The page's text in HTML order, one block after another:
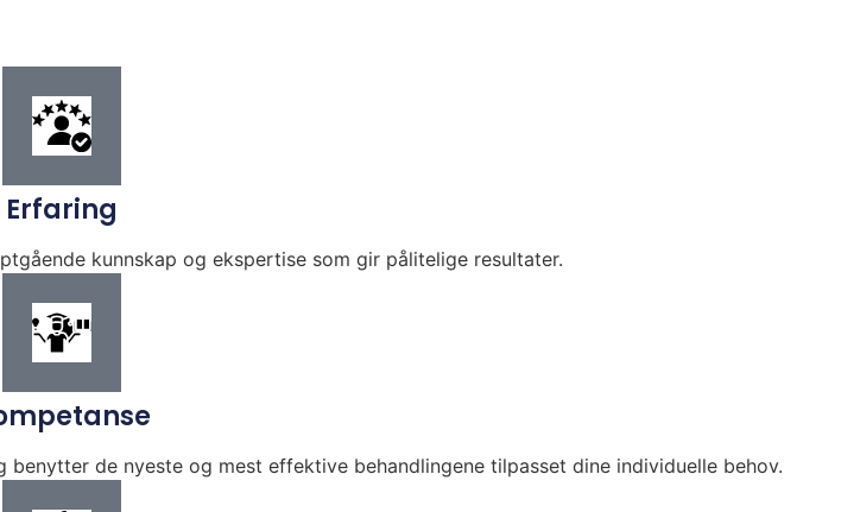
Erfaring
kunnskap og ekspertise som gir pålitelige resultater.
de nyeste og mest effektive behandlingene tilpasset dine individuelle behov.